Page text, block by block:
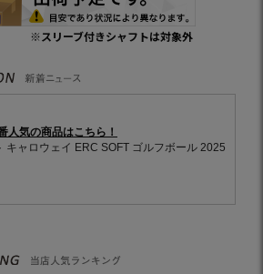
※スリーブ付きシャフトは対象外